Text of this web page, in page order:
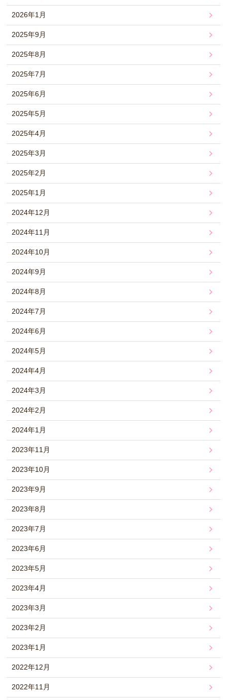
2026年1月
2025年9月
2025年8月
2025年7月
2025年6月
2025年5月
2025年4月
2025年3月
2025年2月
2025年1月
2024年12月
2024年11月
2024年10月
2024年9月
2024年8月
2024年7月
2024年6月
2024年5月
2024年4月
2024年3月
2024年2月
2024年1月
2023年11月
2023年10月
2023年9月
2023年8月
2023年7月
2023年6月
2023年5月
2023年4月
2023年3月
2023年2月
2023年1月
2022年12月
2022年11月